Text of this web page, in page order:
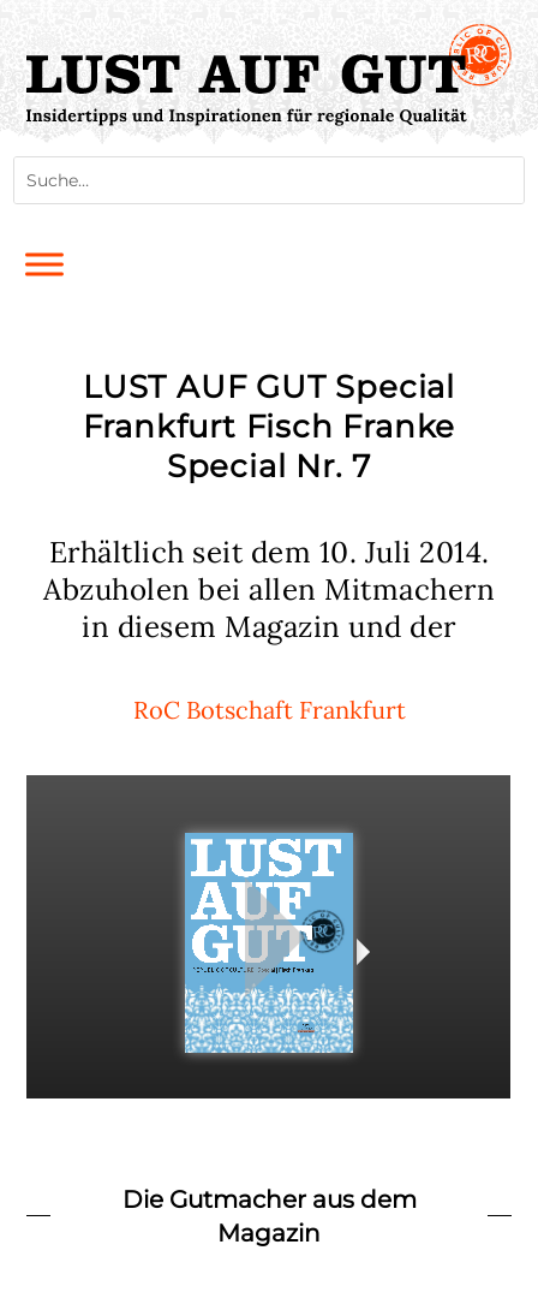
LUST AUF GUT Special
Frankfurt Fisch Franke
Special Nr. 7
Erhältlich seit dem 10. Juli 2014.
Abzuholen bei allen Mitmachern
in diesem Magazin und der
RoC Botschaft Frankfurt
Die Gutmacher aus dem
Magazin